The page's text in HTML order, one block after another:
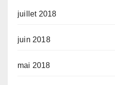
juillet 2018
juin 2018
mai 2018